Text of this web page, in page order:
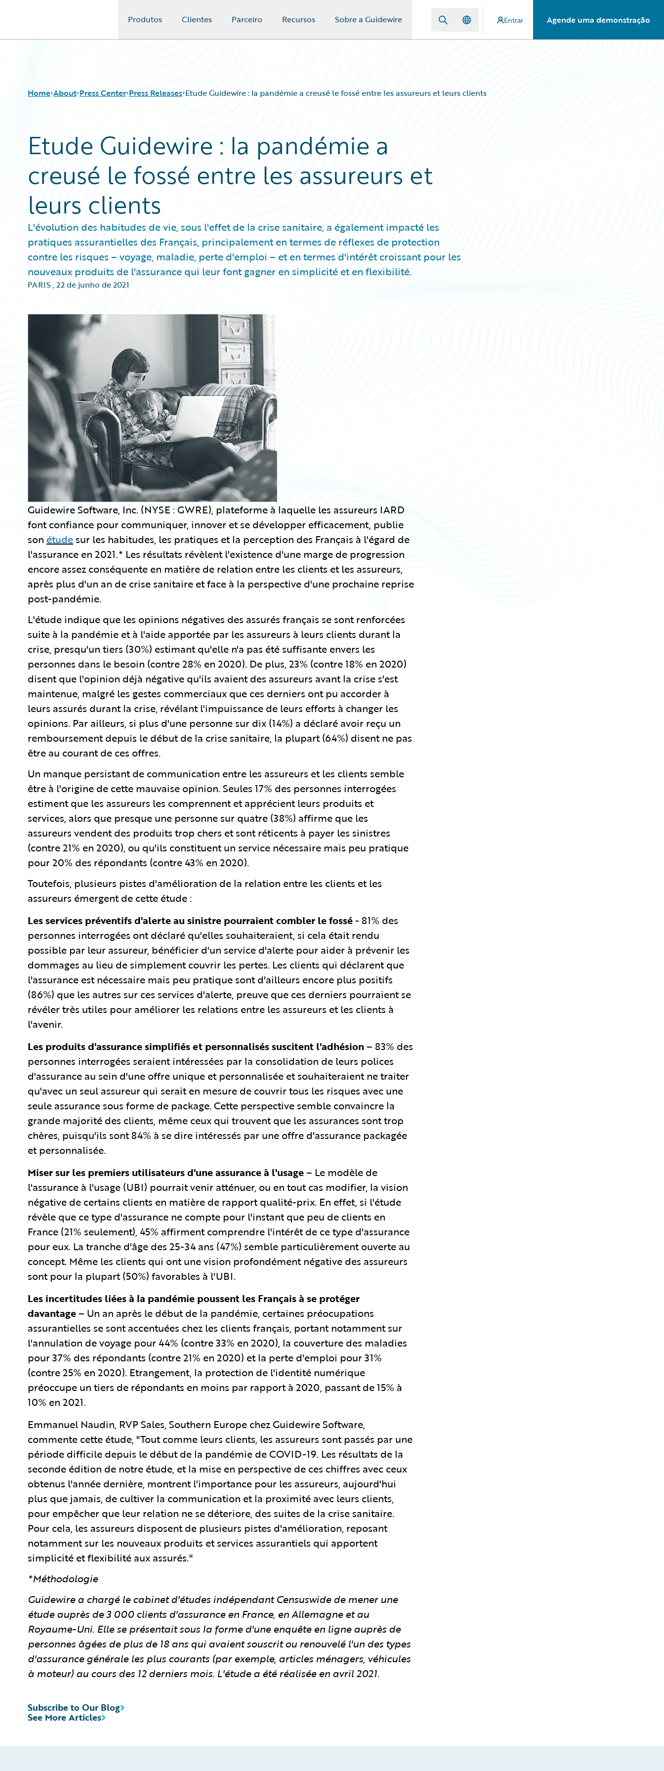
Produtos Clientes Parceiro Recursos Sobre a Guidewire Entrar Agende uma demonstração
Home About Press Center Press Releases Etude Guidewire : la pandémie a creusé le fossé entre les assureurs et leurs clients
Etude Guidewire : la pandémie a
creusé le fossé entre les assureurs et
leurs clients
L'évolution des habitudes de vie, sous l'effet de la crise sanitaire, a également impacté les
pratiques assurantielles des Français, principalement en termes de réflexes de protection
contre les risques – voyage, maladie, perte d'emploi – et en termes d'intérêt croissant pour les
nouveaux produits de l'assurance qui leur font gagner en simplicité et en flexibilité.
PARIS ,22 de junho de 2021
Guidewire Software, Inc. (NYSE : GWRE), plateforme à laquelle les assureurs IARD
font confiance pour communiquer, innover et se développer efficacement, publie
son étude sur les habitudes, les pratiques et la perception des Français à l'égard de
l'assurance en 2021.* Les résultats révèlent l'existence d'une marge de progression
encore assez conséquente en matière de relation entre les clients et les assureurs,
après plus d'un an de crise sanitaire et face à la perspective d'une prochaine reprise
post-pandémie.
L'étude indique que les opinions négatives des assurés français se sont renforcées
suite à la pandémie et à l'aide apportée par les assureurs à leurs clients durant la
crise, presqu'un tiers (30%) estimant qu'elle n'a pas été suffisante envers les
personnes dans le besoin (contre 28% en 2020). De plus, 23% (contre 18% en 2020)
disent que l'opinion déjà négative qu'ils avaient des assureurs avant la crise s'est
maintenue, malgré les gestes commerciaux que ces derniers ont pu accorder à
leurs assurés durant la crise, révélant l'impuissance de leurs efforts à changer les
opinions. Par ailleurs, si plus d'une personne sur dix (14%) a déclaré avoir reçu un
remboursement depuis le début de la crise sanitaire, la plupart (64%) disent ne pas
être au courant de ces offres.
Un manque persistant de communication entre les assureurs et les clients semble
être à l'origine de cette mauvaise opinion. Seules 17% des personnes interrogées
estiment que les assureurs les comprennent et apprécient leurs produits et
services, alors que presque une personne sur quatre (38%) affirme que les
assureurs vendent des produits trop chers et sont réticents à payer les sinistres
(contre 21% en 2020), ou qu'ils constituent un service nécessaire mais peu pratique
pour 20% des répondants (contre 43% en 2020).
Toutefois, plusieurs pistes d'amélioration de la relation entre les clients et les
assureurs émergent de cette étude :
Les services préventifs d'alerte au sinistre pourraient combler le fossé- 81% des
personnes interrogées ont déclaré qu'elles souhaiteraient, si cela était rendu
possible par leur assureur, bénéficier d'un service d'alerte pour aider à prévenir les
dommages au lieu de simplement couvrir les pertes. Les clients qui déclarent que
l'assurance est nécessaire mais peu pratique sont d'ailleurs encore plus positifs
(86%) que les autres sur ces services d'alerte, preuve que ces derniers pourraient se
révéler très utiles pour améliorer les relations entre les assureurs et les clients à
l'avenir.
Les produits d'assurance simplifiés et personnalisés suscitent l'adhésion– 83% des
personnes interrogées seraient intéressées par la consolidation de leurs polices
d'assurance au sein d'une offre unique et personnalisée et souhaiteraient ne traiter
qu'avec un seul assureur qui serait en mesure de couvrir tous les risques avec une
seule assurance sous forme de package. Cette perspective semble convaincre la
grande majorité des clients, même ceux qui trouvent que les assurances sont trop
chères, puisqu'ils sont 84% à se dire intéressés par une offre d'assurance packagée
et personnalisée.
Miser sur les premiers utilisateurs d'une assurance à l'usage– Le modèle de
l'assurance à l'usage (UBI) pourrait venir atténuer, ou en tout cas modifier, la vision
négative de certains clients en matière de rapport qualité-prix. En effet, si l'étude
révèle que ce type d'assurance ne compte pour l'instant que peu de clients en
France (21% seulement), 45% affirment comprendre l'intérêt de ce type d'assurance
pour eux. La tranche d'âge des 25-34 ans (47%) semble particulièrement ouverte au
concept. Même les clients qui ont une vision profondément négative des assureurs
sont pour la plupart (50%) favorables à l'UBI.
Les incertitudes liées à la pandémie poussent les Français à se protéger
davantage– Un an après le début de la pandémie, certaines préocupations
assurantielles se sont accentuées chez les clients français, portant notamment sur
l'annulation de voyage pour 44% (contre 33% en 2020), la couverture des maladies
pour 37% des répondants (contre 21% en 2020) et la perte d'emploi pour 31%
(contre 25% en 2020). Etrangement, la protection de l'identité numérique
préoccupe un tiers de répondants en moins par rapport à 2020, passant de 15% à
10% en 2021.
Emmanuel Naudin, RVP Sales, Southern Europe chez Guidewire Software,
commente cette étude, "Tout comme leurs clients, les assureurs sont passés par une
période difficile depuis le début de la pandémie de COVID-19. Les résultats de la
seconde édition de notre étude, et la mise en perspective de ces chiffres avec ceux
obtenus l'année dernière, montrent l'importance pour les assureurs, aujourd'hui
plus que jamais, de cultiver la communication et la proximité avec leurs clients,
pour empêcher que leur relation ne se déteriore, des suites de la crise sanitaire.
Pour cela, les assureurs disposent de plusieurs pistes d'amélioration, reposant
notamment sur les nouveaux produits et services assurantiels qui apportent
simplicité et flexibilité aux assurés."
*Méthodologie
Guidewire a chargé le cabinet d'études indépendant Censuswide de mener une
étude auprès de 3 000 clients d'assurance en France, en Allemagne et au
Royaume-Uni. Elle se présentait sous la forme d'une enquête en ligne auprès de
personnes âgées de plus de 18 ans qui avaient souscrit ou renouvelé l'un des types
d'assurance générale les plus courants (par exemple, articles ménagers, véhicules
à moteur) au cours des 12 derniers mois. L'étude a été réalisée en avril 2021.
See More Articles
Subscribe to Our Blog